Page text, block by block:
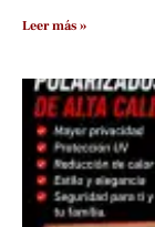
Leer más »